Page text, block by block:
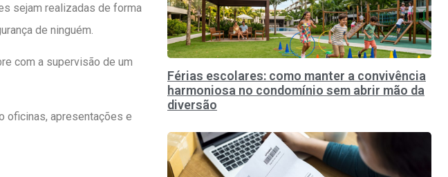
sejam realizadas de forma
de ninguém.
com a supervisão de um
oficinas, apresentações e
Férias escolares: como manter a convivência
harmoniosa no condomínio sem abrir mão da
diversão